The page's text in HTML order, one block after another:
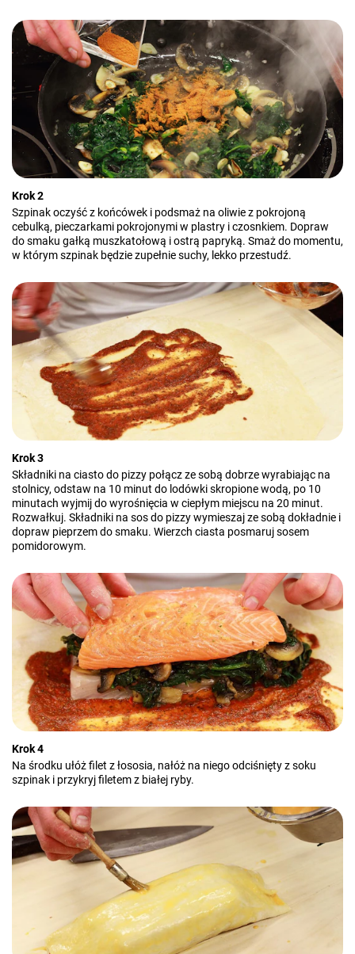
Krok 2
Szpinak oczyść z końcówek i podsmaż na oliwie z pokrojoną
cebulką, pieczarkami pokrojonymi w plastry i czosnkiem. Dopraw
do smaku gałką muszkatołową i ostrą papryką. Smaż do momentu,
w którym szpinak będzie zupełnie suchy, lekko przestudź.
Krok 3
Składniki na ciasto do pizzy połącz ze sobą dobrze wyrabiając na
stolnicy, odstaw na 10 minut do lodówki skropione wodą, po 10
minutach wyjmij do wyrośnięcia w ciepłym miejscu na 20 minut.
Rozwałkuj. Składniki na sos do pizzy wymieszaj ze sobą dokładnie i
dopraw pieprzem do smaku. Wierzch ciasta posmaruj sosem
pomidorowym.
Krok 4
Na środku ułóż filet z łososia, nałóż na niego odciśnięty z soku
szpinak i przykryj filetem z białej ryby.